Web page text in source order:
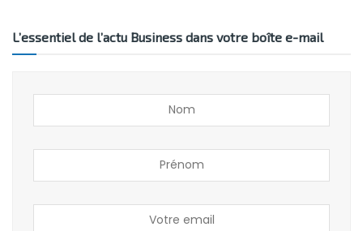
L’essentiel de l’actu Business dans votre boîte e-mail